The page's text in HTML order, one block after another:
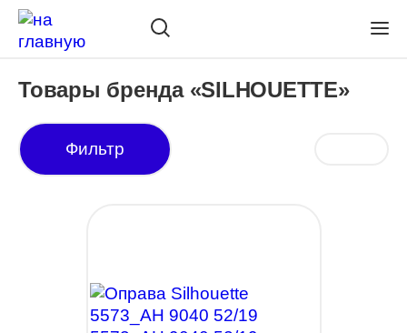
Товары бренда «SILHOUETTE»
Фильтр